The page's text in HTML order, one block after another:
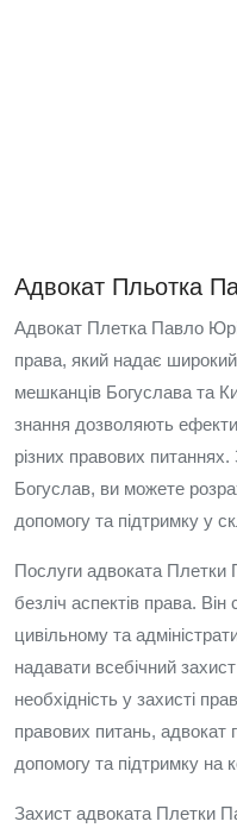
Адвокат Пльотка
Адвокат Плетка Павло
права, який надає
мешканців Богуслава та
знання дозволяють
різних правових
Богуслав, ви можете
допомогу та підтримку у
Послуги адвоката
безліч аспектів права.
цивільному та
надавати всебічний
необхідність у захисті
правових питань, адвокат
допомогу та підтримку на
Захист адвоката Плетки